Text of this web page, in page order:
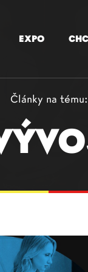
EXPO
Články na tému: